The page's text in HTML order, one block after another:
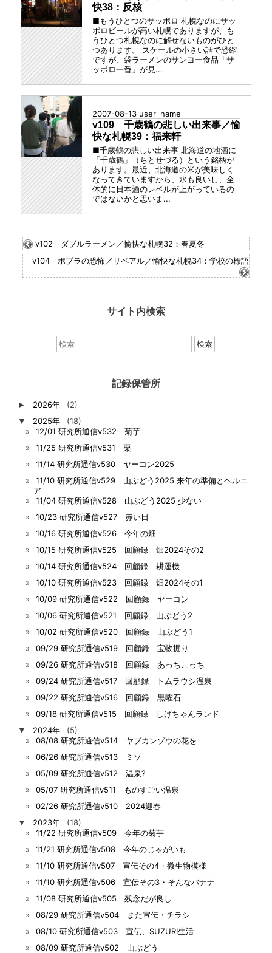
快38：反核
■もうひとつのサッポロ 札幌なのにサッ
ポロビールが高い札幌でありますが、も
うひとつ札幌なのに解せないものがひと
つあります。 スケールの小さい話で恐縮
ですが、袋ラーメンのサンヨー食品「サ
ッポロ一番」が見...
2007-08-13 user_name
v109 千歳鶴の悲しい出来事／愉
快な札幌39：福来軒
■千歳鶴の悲しい出来事 北海道の地酒に
「千歳鶴」（ちとせづる）という銘柄が
あります。最近、北海道の米が美味しく
なってきていますから、水も良いし、全
体的に日本酒のレベルが上がっているの
ではないかと思いま...
v102 ダブルラーメン／愉快な札幌32：春夏冬
v104 ポプラの恐怖／リペアル／愉快な札幌34：学校の標語
サイト内検索
索：
記録保管所
► 2026年
(2)
▼
2025年
(18)
12/01 研究所通信v532 菊芋
11/25 研究所通信v531 栗
11/14 研究所通信v530 ヤーコン2025
11/10 研究所通信v529 山ぶどう2025 来年の準備とヘルニ
ア
11/04 研究所通信v528 山ぶどう2025 少ない
10/23 研究所通信v527 赤い日
10/16 研究所通信v526 今年の畑
10/15 研究所通信v525 回顧録 畑2024その2
10/14 研究所通信v524 回顧録 耕運機
10/10 研究所通信v523 回顧録 畑2024その1
10/09 研究所通信v522 回顧録 ヤーコン
10/06 研究所通信v521 回顧録 山ぶどう2
10/02 研究所通信v520 回顧録 山ぶどう1
09/29 研究所通信v519 回顧録 宝物掘り
09/26 研究所通信v518 回顧録 あっちこっち
09/24 研究所通信v517 回顧録 トムラウシ温泉
09/22 研究所通信v516 回顧録 黒曜石
09/18 研究所通信v515 回顧録 しげちゃんランド
▼
2024年
(5)
08/08 研究所通信v514 ヤブカンゾウの花を
06/26 研究所通信v513 ミソ
05/09 研究所通信v512 温泉?
05/07 研究所通信v511 ものすごい温泉
02/26 研究所通信v510 2024迎春
▼
2023年
(18)
11/22 研究所通信v509 今年の菊芋
11/21 研究所通信v508 今年のじゃがいも
11/10 研究所通信v507 宣伝その4・微生物模様
11/10 研究所通信v506 宣伝その3・そんなバナナ
11/08 研究所通信v505 残念だが良し
08/29 研究所通信v504 また宣伝・チラシ
08/10 研究所通信v503 宣伝、SUZURI生活
08/09 研究所通信v502 山ぶどう